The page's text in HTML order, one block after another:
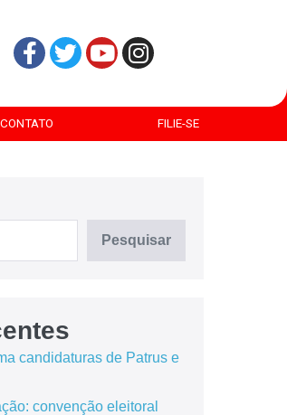
CONTATO FILIE-SE
Pesquisar
candidaturas de Patrus e
convenção eleitoral